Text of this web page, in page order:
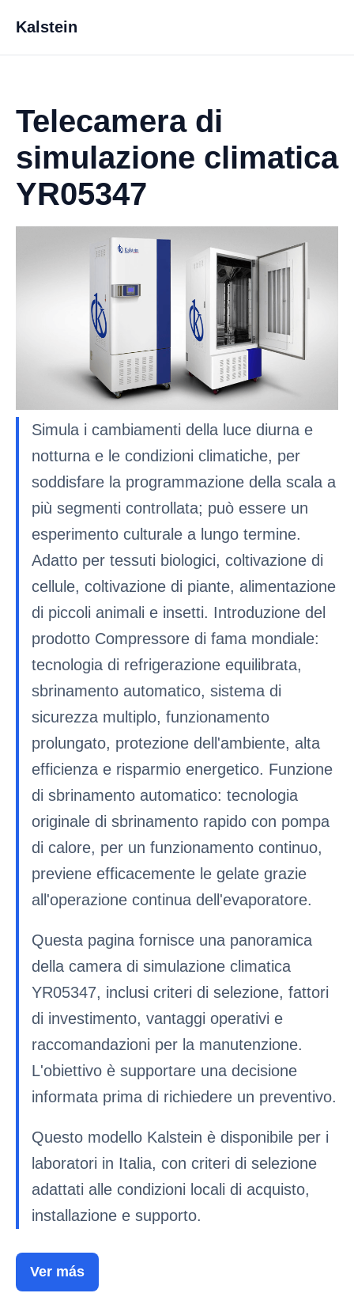
Kalstein
Telecamera di
simulazione climatica
YR05347
Simula i cambiamenti della luce diurna e
notturna e le condizioni climatiche, per
soddisfare la programmazione della scala a
più segmenti controllata; può essere un
esperimento culturale a lungo termine.
Adatto per tessuti biologici, coltivazione di
cellule, coltivazione di piante, alimentazione
di piccoli animali e insetti. Introduzione del
prodotto Compressore di fama mondiale:
tecnologia di refrigerazione equilibrata,
sbrinamento automatico, sistema di
sicurezza multiplo, funzionamento
prolungato, protezione dell'ambiente, alta
efficienza e risparmio energetico. Funzione
di sbrinamento automatico: tecnologia
originale di sbrinamento rapido con pompa
di calore, per un funzionamento continuo,
previene efficacemente le gelate grazie
all'operazione continua dell'evaporatore.
Questa pagina fornisce una panoramica
della camera di simulazione climatica
YR05347, inclusi criteri di selezione, fattori
di investimento, vantaggi operativi e
raccomandazioni per la manutenzione.
L'obiettivo è supportare una decisione
informata prima di richiedere un preventivo.
Questo modello Kalstein è disponibile per i
laboratori in Italia, con criteri di selezione
adattati alle condizioni locali di acquisto,
installazione e supporto.
Ver más